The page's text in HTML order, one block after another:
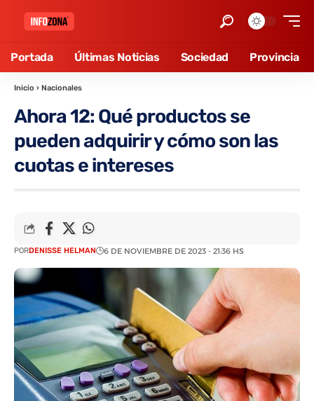
Portada Últimas Noticias Sociedad Provincia
Inicio › Nacionales
Ahora 12: Qué productos se
pueden adquirir y cómo son las
cuotas e intereses
PORDENISSE HELMAN 6 DE NOVIEMBRE DE 2023 - 21:36 HS